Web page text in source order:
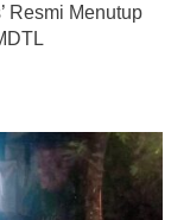
Resmi Menutup